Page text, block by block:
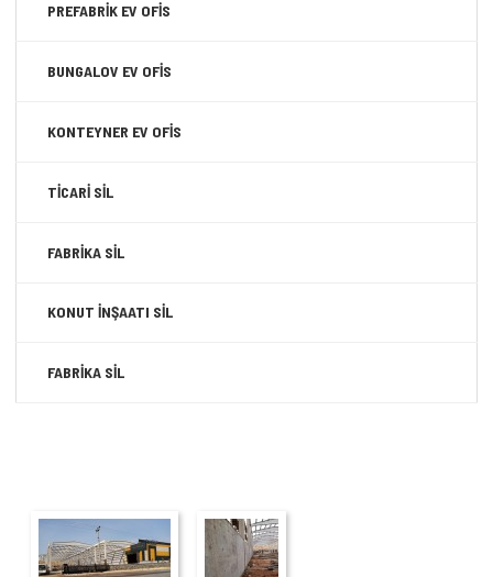
PREFABRİK EV OFİS
BUNGALOV EV OFİS
KONTEYNER EV OFİS
TİCARİ SİL
FABRİKA SİL
KONUT İNŞAATI SİL
FABRİKA SİL